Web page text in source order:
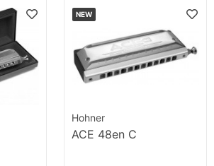
NEW
Hohner
ACE 48en C